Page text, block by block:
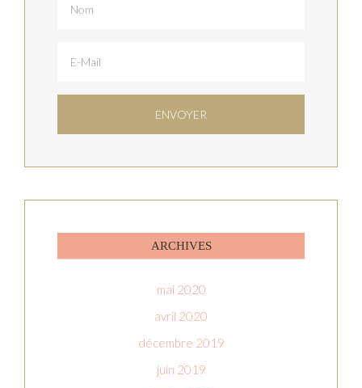
ARCHIVES
mai 2020
avril 2020
décembre 2019
juin 2019